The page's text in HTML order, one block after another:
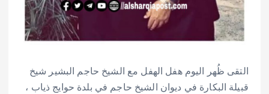
التقى ظُهر اليوم هفل الهفل مع الشيخ حاجم البشير شيخ
قبيلة البكارة في ديوان الشيخ حاجم في بلدة حوايج ذياب ،